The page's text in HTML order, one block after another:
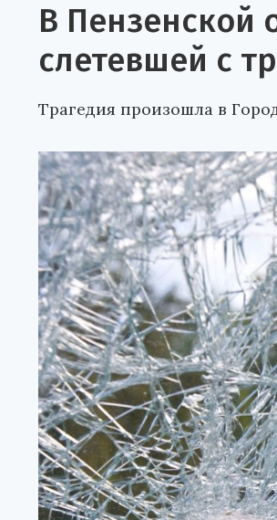
В Пензенской
слетевшей с
Трагедия произошла в